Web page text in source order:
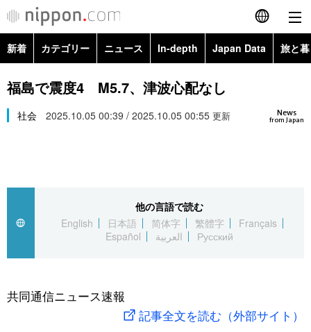
English
繁體字
العربية
社会
旅と暮らし
新着 カテゴリー ニュース In-depth Japan Data 旅と
政治・外交
経済・ビジネス
社会
文化
科学・技術
暮らし
Images
お知らせ
福島で震度4 M5.7、津波心配なし
News
from Japan
社会 2025.10.05 00:39 / 2025.10.05 00:55 更新
他の言語で読む
English
日本語 简体字 繁體字
Français
Español
العربية Русский
共同通信ニュース速報
記事全文を読む（外部サイト）